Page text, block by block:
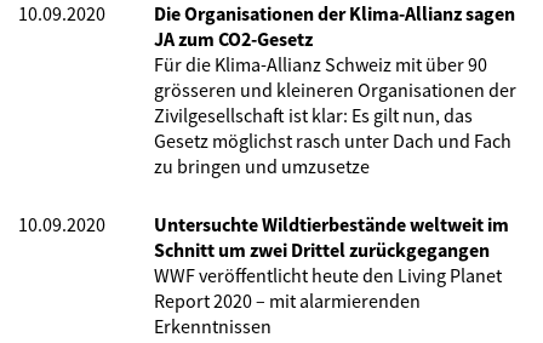
10.09.2020
Die Organisationen der Klima-Allianz sagen
JA zum CO2-Gesetz
Für die Klima-Allianz Schweiz mit über 90
grösseren und kleineren Organisationen der
Zivilgesellschaft ist klar: Es gilt nun, das
Gesetz möglichst rasch unter Dach und Fach
zu bringen und umzusetze
10.09.2020
Untersuchte Wildtierbestände weltweit im
Schnitt um zwei Drittel zurückgegangen
WWF veröffentlicht heute den Living Planet
Report 2020 – mit alarmierenden
Erkenntnissen